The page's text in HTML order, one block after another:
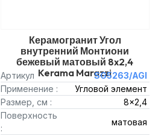
Керамогранит Угол
внутренний Монтиони
бежевый матовый 8x2,4
Kerama Marazzi
Артикул
SG5263/AGI
Применение :
Угловой элемент
Размер, см :
8x2,4
Поверхность
:
матовая